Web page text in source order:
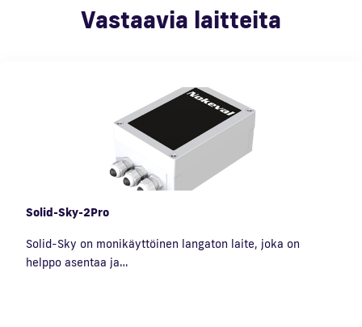
Vastaavia laitteita
Solid-Sky-2Pro
Solid-Sky on monikäyttöinen langaton laite, joka on
helppo asentaa ja…